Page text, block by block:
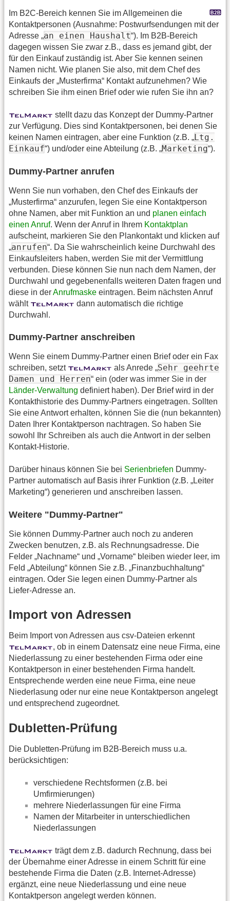
Im B2C-Bereich kennen Sie im Allgemeinen die
Kontaktpersonen (Ausnahme: Postwurfsendungen mit der
Adresse „an einen Haushalt“). Im B2B-Bereich
dagegen wissen Sie zwar z.B., dass es jemand gibt, der
für den Einkauf zuständig ist. Aber Sie kennen seinen
Namen nicht. Wie planen Sie also, mit dem Chef des
Einkaufs der „Musterfirma“ Kontakt aufzunehmen? Wie
schreiben Sie ihm einen Brief oder wie rufen Sie ihn an?
stellt dazu das Konzept der Dummy-Partner
zur Verfügung. Dies sind Kontaktpersonen, bei denen Sie
keinen Namen eintragen, aber eine Funktion (z.B. „Ltg.
Einkauf“) und/oder eine Abteilung (z.B. „Marketing“).
Dummy-Partner anrufen
Wenn Sie nun vorhaben, den Chef des Einkaufs der
„Musterfirma“ anzurufen, legen Sie eine Kontaktperson
ohne Namen, aber mit Funktion an und planen einfach
einen Anruf. Wenn der Anruf in Ihrem Kontaktplan
aufscheint, markieren Sie den Plankontakt und klicken auf
„anrufen“. Da Sie wahrscheinlich keine Durchwahl des
Einkaufsleiters haben, werden Sie mit der Vermittlung
verbunden. Diese können Sie nun nach dem Namen, der
Durchwahl und gegebenenfalls weiteren Daten fragen und
diese in derAnrufmaske eintragen. Beim nächsten Anruf
wählt
dann automatisch die richtige
Durchwahl.
Dummy-Partner anschreiben
Wenn Sie einem Dummy-Partner einen Brief oder ein Fax
schreiben, setzt
als Anrede „Sehr geehrte
Damen und Herren“ ein (oder was immer Sie in der
Länder-Verwaltung definiert haben). Der Brief wird in der
Kontakthistorie des Dummy-Partners eingetragen. Sollten
Sie eine Antwort erhalten, können Sie die (nun bekannten)
Daten Ihrer Kontaktperson nachtragen. So haben Sie
sowohl Ihr Schreiben als auch die Antwort in der selben
Kontakt-Historie.
Darüber hinaus können Sie bei Serienbriefen Dummy-
Partner automatisch auf Basis ihrer Funktion (z.B. „Leiter
Marketing“) generieren und anschreiben lassen.
Weitere "Dummy-Partner"
Sie können Dummy-Partner auch noch zu anderen
Zwecken benutzen, z.B. als Rechnungsadresse. Die
Felder „Nachname“ und „Vorname“ bleiben wieder leer, im
Feld „Abteilung“ können Sie z.B. „Finanzbuchhaltung“
eintragen. Oder Sie legen einen Dummy-Partner als
Liefer-Adresse an.
Import von Adressen
Beim Import von Adressen aus csv-Dateien erkennt
, ob in einem Datensatz eine neue Firma, eine
Niederlassung zu einer bestehenden Firma oder eine
Kontaktperson in einer bestehenden Firma handelt.
Entsprechende werden eine neue Firma, eine neue
Niederlasung oder nur eine neue Kontaktperson angelegt
und entsprechend zugeordnet.
Dubletten-Prüfung
Die Dubletten-Prüfung im B2B-Bereich muss u.a.
berücksichtigen:
verschiedene Rechtsformen (z.B. bei
Umfirmierungen)
mehrere Niederlassungen für eine Firma
Namen der Mitarbeiter in unterschiedlichen
Niederlassungen
trägt dem z.B. dadurch Rechnung, dass bei
der Übernahme einer Adresse in einem Schritt für eine
bestehende Firma die Daten (z.B. Internet-Adresse)
ergänzt, eine neue Niederlassung und eine neue
Kontaktperson angelegt werden können.